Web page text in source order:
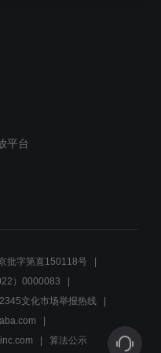
平台
批字第直150118号
）0000083
文化市场举报热线
算法公示